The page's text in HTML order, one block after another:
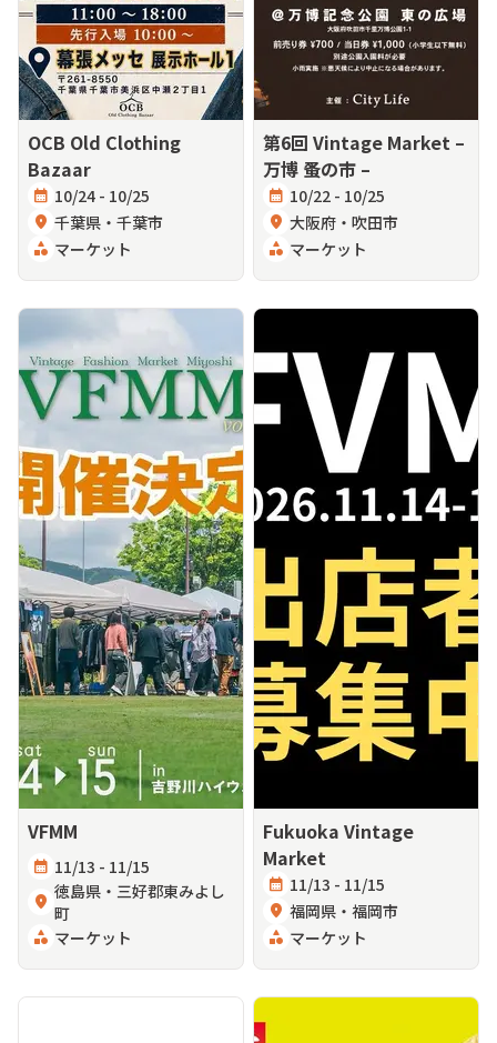
OCB Old Clothing
Bazaar
calendar_month 10/24 - 10/25
location_on 千葉県・千葉市
category マーケット
第6回 Vintage Market –
万博 蚤の市 –
calendar_month 10/22 - 10/25
location_on 大阪府・吹田市
category マーケット
VFMM
calendar_month 11/13 - 11/15
location_on 徳島県・三好郡東みよし
町
category マーケット
Fukuoka Vintage
Market
calendar_month 11/13 - 11/15
location_on 福岡県・福岡市
category マーケット